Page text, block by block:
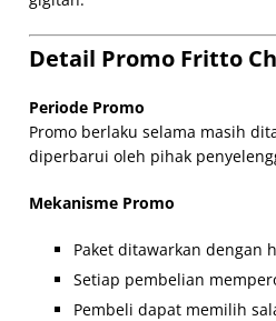
Detail Promo Fritto
Periode Promo
Promo berlaku selama masih
diperbarui oleh pihak
Mekanisme Promo
Paket ditawarkan dengan
Setiap pembelian
Pembeli dapat memilih